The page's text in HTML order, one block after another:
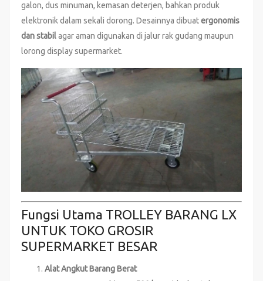
galon, dus minuman, kemasan deterjen, bahkan produk
elektronik dalam sekali dorong. Desainnya dibuatergonomis
dan stabilagar aman digunakan di jalur rak gudang maupun
lorong display supermarket.
Fungsi Utama TROLLEY BARANG LX
UNTUK TOKO GROSIR
SUPERMARKET BESAR
Alat Angkut Barang Berat